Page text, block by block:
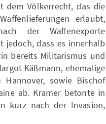
dem Völkerrecht, das die
erlaubt,
der Waffenexporte
jedoch, dass es innerhalb
bereits Militarismus und
Käßmann, ehemalige
Hannover, sowie Bischof
ab. Kramer betonte in
kurz nach der Invasion,